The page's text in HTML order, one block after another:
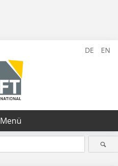
DE EN
Menü